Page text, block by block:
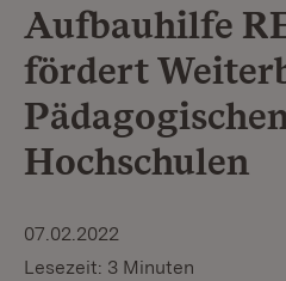
Aufbauhilfe
fördert
Hochschulen
07.02.2022
Lesezeit: 3 Minuten